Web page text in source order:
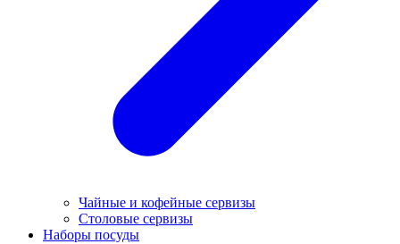
Чайные и кофейные сервизы
Столовые сервизы
Наборы посуды